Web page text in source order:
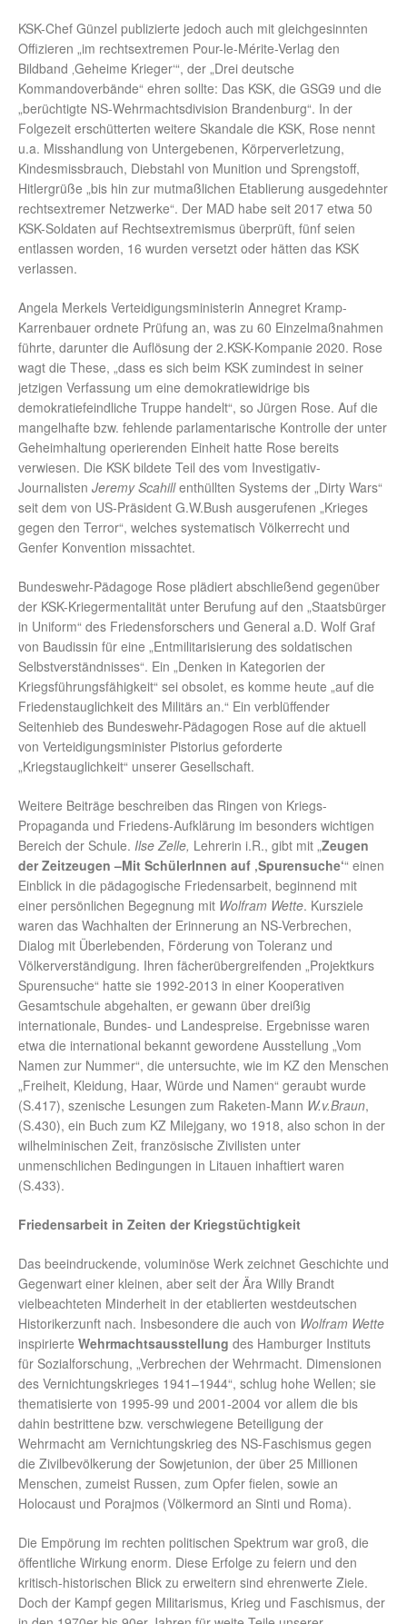
KSK-Chef Günzel publizierte jedoch auch mit gleichgesinnten
Offizieren „im rechtsextremen Pour-le-Mérite-Verlag den
Bildband ‚Geheime Krieger‘“, der „Drei deutsche
Kommandoverbände“ ehren sollte: Das KSK, die GSG9 und die
„berüchtigte NS-Wehrmachtsdivision Brandenburg“. In der
Folgezeit erschütterten weitere Skandale die KSK, Rose nennt
u.a. Misshandlung von Untergebenen, Körperverletzung,
Kindesmissbrauch, Diebstahl von Munition und Sprengstoff,
Hitlergrüße „bis hin zur mutmaßlichen Etablierung ausgedehnter
rechtsextremer Netzwerke“. Der MAD habe seit 2017 etwa 50
KSK-Soldaten auf Rechtsextremismus überprüft, fünf seien
entlassen worden, 16 wurden versetzt oder hätten das KSK
verlassen.
Angela Merkels Verteidigungsministerin Annegret Kramp-
Karrenbauer ordnete Prüfung an, was zu 60 Einzelmaßnahmen
führte, darunter die Auflösung der 2.KSK-Kompanie 2020. Rose
wagt die These, „dass es sich beim KSK zumindest in seiner
jetzigen Verfassung um eine demokratiewidrige bis
demokratiefeindliche Truppe handelt“, so Jürgen Rose. Auf die
mangelhafte bzw. fehlende parlamentarische Kontrolle der unter
Geheimhaltung operierenden Einheit hatte Rose bereits
verwiesen. Die KSK bildete Teil des vom Investigativ-
Journalisten Jeremy Scahillenthüllten Systems der „Dirty Wars“
seit dem von US-Präsident G.W.Bush ausgerufenen „Krieges
gegen den Terror“, welches systematisch Völkerrecht und
Genfer Konvention missachtet.
Bundeswehr-Pädagoge Rose plädiert abschließend gegenüber
der KSK-Kriegermentalität unter Berufung auf den „Staatsbürger
in Uniform“ des Friedensforschers und General a.D. Wolf Graf
von Baudissin für eine „Entmilitarisierung des soldatischen
Selbstverständnisses“. Ein „Denken in Kategorien der
Kriegsführungsfähigkeit“ sei obsolet, es komme heute „auf die
Friedenstauglichkeit des Militärs an.“ Ein verblüffender
Seitenhieb des Bundeswehr-Pädagogen Rose auf die aktuell
von Verteidigungsminister Pistorius geforderte
„Kriegstauglichkeit“ unserer Gesellschaft.
Weitere Beiträge beschreiben das Ringen von Kriegs-
Propaganda und Friedens-Aufklärung im besonders wichtigen
Bereich der Schule. Ilse Zelle, Lehrerin i.R., gibt mit „Zeugen
der Zeitzeugen –Mit SchülerInnen auf ‚Spurensuche‘“ einen
Einblick in die pädagogische Friedensarbeit, beginnend mit
einer persönlichen Begegnung mit Wolfram Wette. Kursziele
waren das Wachhalten der Erinnerung an NS-Verbrechen,
Dialog mit Überlebenden, Förderung von Toleranz und
Völkerverständigung. Ihren fächerübergreifenden „Projektkurs
Spurensuche“ hatte sie 1992-2013 in einer Kooperativen
Gesamtschule abgehalten, er gewann über dreißig
internationale, Bundes- und Landespreise. Ergebnisse waren
etwa die international bekannt gewordene Ausstellung „Vom
Namen zur Nummer“, die untersuchte, wie im KZ den Menschen
„Freiheit, Kleidung, Haar, Würde und Namen“ geraubt wurde
(S.417), szenische Lesungen zum Raketen-Mann W.v.Braun,
(S.430), ein Buch zum KZ Milejgany, wo 1918, also schon in der
wilhelminischen Zeit, französische Zivilisten unter
unmenschlichen Bedingungen in Litauen inhaftiert waren
(S.433).
Friedensarbeit in Zeiten der Kriegstüchtigkeit
Das beeindruckende, voluminöse Werk zeichnet Geschichte und
Gegenwart einer kleinen, aber seit der Ära Willy Brandt
vielbeachteten Minderheit in der etablierten westdeutschen
Historikerzunft nach. Insbesondere die auch von Wolfram Wette
inspirierte Wehrmachtsausstellung des Hamburger Instituts
für Sozialforschung, „Verbrechen der Wehrmacht. Dimensionen
des Vernichtungskrieges 1941–1944“, schlug hohe Wellen; sie
thematisierte von 1995-99 und 2001-2004 vor allem die bis
dahin bestrittene bzw. verschwiegene Beteiligung der
Wehrmacht am Vernichtungskrieg des NS-Faschismus gegen
die Zivilbevölkerung der Sowjetunion, der über 25 Millionen
Menschen, zumeist Russen, zum Opfer fielen, sowie an
Holocaust und Porajmos (Völkermord an Sinti und Roma).
Die Empörung im rechten politischen Spektrum war groß, die
öffentliche Wirkung enorm. Diese Erfolge zu feiern und den
kritisch-historischen Blick zu erweitern sind ehrenwerte Ziele.
Doch der Kampf gegen Militarismus, Krieg und Faschismus, der